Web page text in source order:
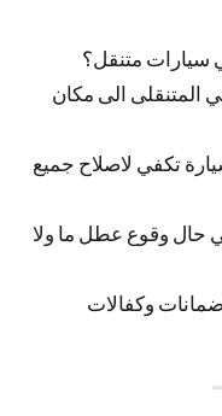
سيارات متنقل؟
المتنقلى الى مكان
تكفي لاصلاح جميع
حال وقوع عطل ما ولا
وكفالات